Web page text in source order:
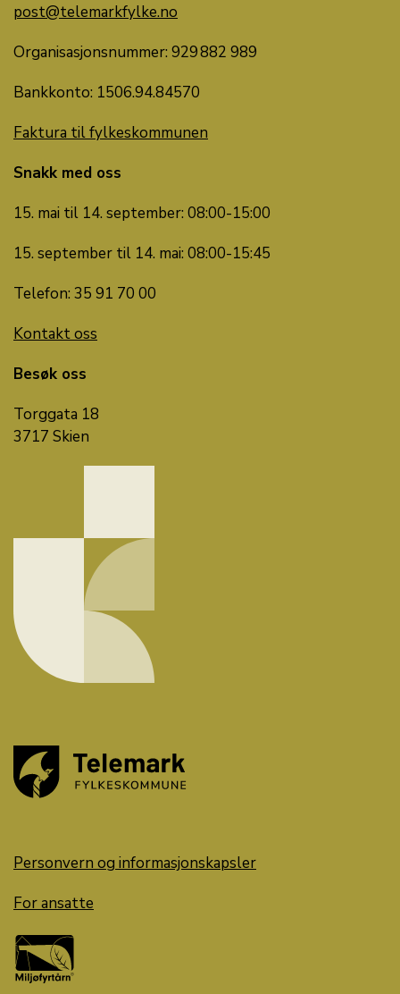
post@telemarkfylke.no
Organisasjonsnummer: 929 882 989
Bankkonto: 1506.94.84570
Faktura til fylkeskommunen
Snakk med oss
15. mai til 14. september: 08:00-15:00
15. september til 14. mai: 08:00-15:45
Telefon: 35 91 70 00
Kontakt oss
Besøk oss
Torggata 18
3717 Skien
Personvern og informasjonskapsler
For ansatte